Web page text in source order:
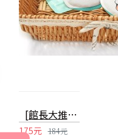
[館長大推] 創意狗狗造型貼式暖暖包
175元 184元